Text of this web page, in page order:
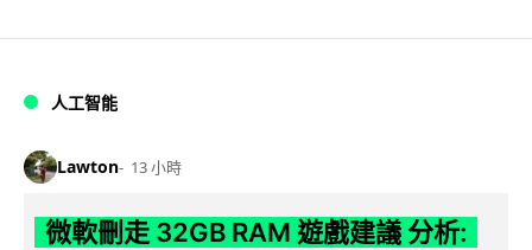
人工智能
Lawton 13 小時
微軟刪走 32GB RAM 遊戲建議 分析: